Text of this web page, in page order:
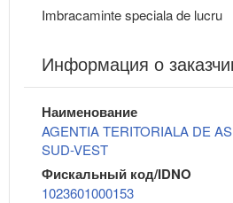
Imbracaminte speciala de lucru
Информация о
Наименование
AGENTIA TERITORIALA DE
SUD-VEST
Фискальный код/IDNO
1023601000153